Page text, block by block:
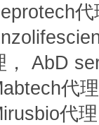
， AbD
代
代